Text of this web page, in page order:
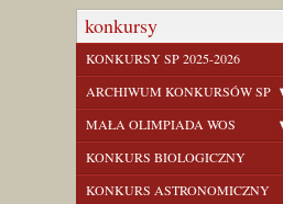
konkursy
KONKURSY SP 2025-2026
ARCHIWUM KONKURSÓW SP
MAŁA OLIMPIADA WOS
KONKURS BIOLOGICZNY
KONKURS ASTRONOMICZNY